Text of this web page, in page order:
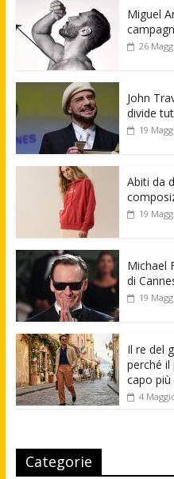
Miguel
26
John
divide
19
Abiti da
19
Michael
di
19
Il re del
perché
capo
4
Categorie